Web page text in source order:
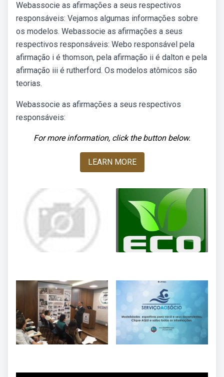
Webassocie as afirmações a seus respectivos
responsáveis: Vejamos algumas informações sobre
os modelos. Webassocie as afirmações a seus
respectivos responsáveis: Webo responsável pela
afirmação i é thomson, pela afirmação ii é dalton e pela
afirmação iii é rutherford. Os modelos atômicos são
teorias.
Webassocie as afirmações a seus respectivos
responsáveis:
For more information, click the button below.
LEARN MORE